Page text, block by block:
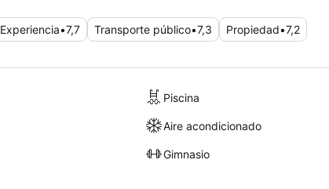
Experiencia•7,7 Transporte público•7,3 Propiedad•7,2
Piscina
Aire acondicionado
Gimnasio